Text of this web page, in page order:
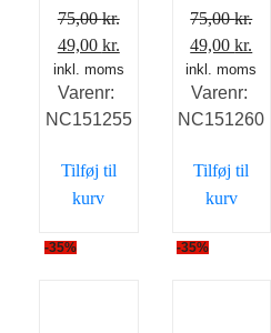
75,00kr.
Den
oprindelige
pris
var:
49,00 kr.
aktuelle
er:
inkl. moms
Varenr:
NC151255
Tilføj til
kurv
75,00kr.
Den
pris
var:
49,00kr.
er:
inkl. moms
Varenr:
NC151260
Tilføj til
kurv
-35% -35%